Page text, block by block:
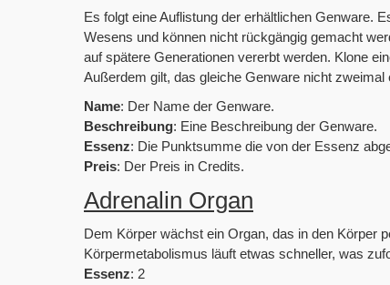
Es folgt eine Auflistung der erhältlichen Genware.
Wesens und können nicht rückgängig gemacht
auf spätere Generationen vererbt werden. Klone
Außerdem gilt, das gleiche Genware nicht zweimal
Name: Der Name der Genware.
Beschreibung: Eine Beschreibung der Genware.
Essenz: Die Punktsumme die von der Essenz
Preis: Der Preis in Credits.
Adrenalin Organ
Dem Körper wächst ein Organ, das in den Körper
Körpermetabolismus läuft etwas schneller, was
Essenz: 2